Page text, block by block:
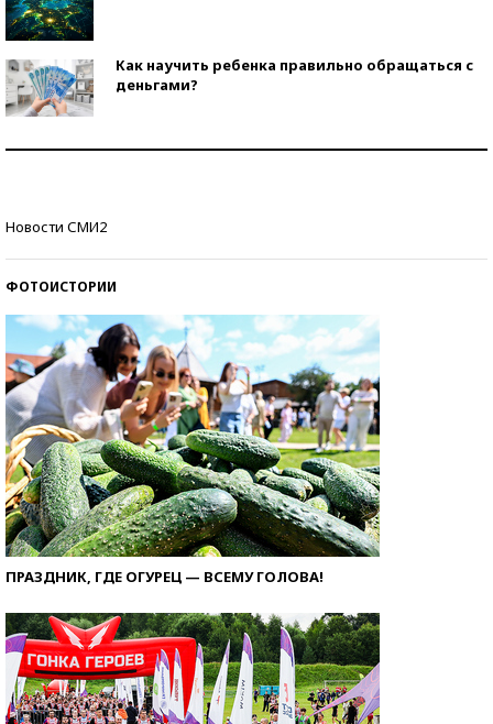
Как научить ребенка правильно обращаться с
деньгами?
Новости СМИ2
ФОТОИСТОРИИ
ПРАЗДНИК, ГДЕ ОГУРЕЦ — ВСЕМУ ГОЛОВА!